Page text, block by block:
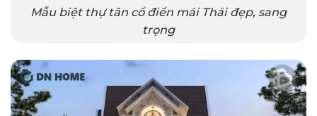
Mẫu biệt thự tân cổ điển mái Thái đẹp, sang
trọng